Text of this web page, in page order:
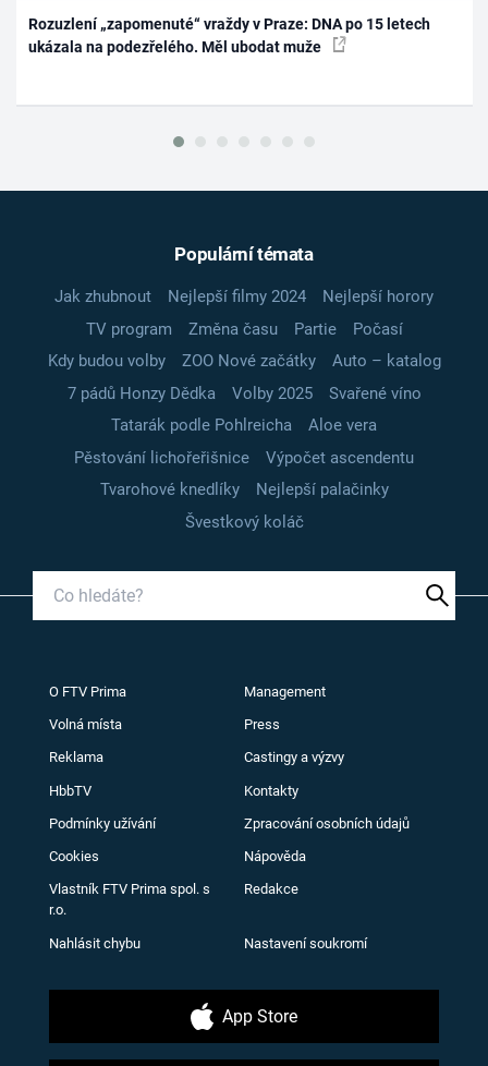
Rozuzlení „zapomenuté“ vraždy v Praze: DNA po 15 letech
ukázala na podezřelého. Měl ubodat muže
Populární témata
Jak zhubnout Nejlepší filmy 2024
Nejlepší horory
TV program
Změna času Partie
Počasí
Kdy budou volby
ZOO Nové začátky
Auto – katalog
7 pádů Honzy Dědka
Volby 2025
Svařené víno
Tatarák podle Pohlreicha
Aloe vera
Pěstování lichořeřišnice
Výpočet ascendentu
Tvarohové knedlíky
Nejlepší palačinky
Švestkový koláč
O FTV Prima Management
Volná místa Press
Reklama Castingy a výzvy
HbbTV Kontakty
Podmínky užívání Zpracování osobních údajů
Cookies Nápověda
Vlastník FTV Prima spol. s
r.o.
Redakce
Nahlásit chybu Nastavení soukromí
App Store